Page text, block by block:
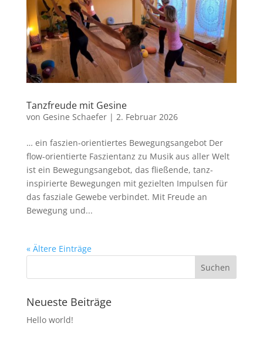
Tanzfreude mit Gesine
von Gesine Schaefer| 2. Februar 2026
… ein faszien-orientiertes Bewegungsangebot Der
flow-orientierte Faszientanz zu Musik aus aller Welt
ist ein Bewegungsangebot, das fließende, tanz-
inspirierte Bewegungen mit gezielten Impulsen für
das fasziale Gewebe verbindet. Mit Freude an
Bewegung und...
« Ältere Einträge
Neueste Beiträge
Hello world!